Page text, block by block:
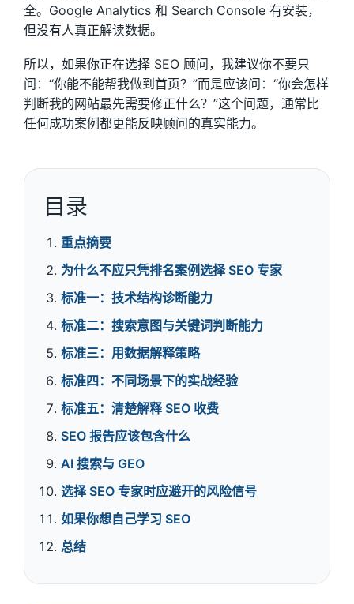
全。Google Analytics 和 Search Console 有安装，
但没有人真正解读数据。
所以，如果你正在选择 SEO 顾问，我建议你不要只
问：“你能不能帮我做到首页？”而是应该问：“你会怎样
判断我的网站最先需要修正什么？”这个问题，通常比
任何成功案例都更能反映顾问的真实能力。
目录
重点摘要
为什么不应只凭排名案例选择 SEO 专家
标准一：技术结构诊断能力
标准二：搜索意图与关键词判断能力
标准三：用数据解释策略
标准四：不同场景下的实战经验
标准五：清楚解释 SEO 收费
SEO 报告应该包含什么
AI 搜索与 GEO
选择 SEO 专家时应避开的风险信号
如果你想自己学习 SEO
总结